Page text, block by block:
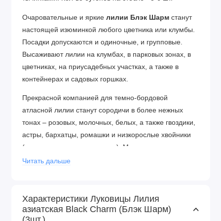
Очаровательные и яркие лилии Блэк Шарм станут
настоящей изюминкой любого цветника или клумбы.
Посадки допускаются и одиночные, и групповые.
Высаживают лилии на клумбах, в парковых зонах, в
цветниках, на приусадебных участках, а также в
контейнерах и садовых горшках.
Прекрасной компанией для темно-бордовой
атласной лилии станут сородичи в более нежных
тонах – розовых, молочных, белых, а также гвоздики,
астры, бархатцы, ромашки и низкорослые хвойники
(туя, кипарис, можжевельник). Многие цветоводы
выращивают лилию на срезку, ведь в праздничных
почвы. Если почва легкая – можно углубить на 12-13
см, что составляет 3-4 диаметра луковицы. Если же
Читать дальше
Характеристики Луковицы Лилия
азиатская Black Charm (Блэк Шарм)